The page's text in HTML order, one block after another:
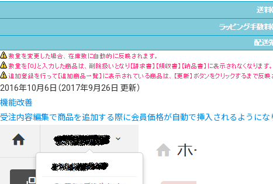
2016年10月6日 （2017年9月26日 更新）
機能改善
受注内容編集で商品を追加する際に会員価格が自動で挿入されるようにな